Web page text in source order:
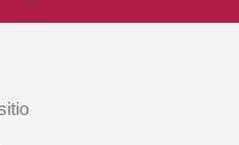
Toallitas Refresh